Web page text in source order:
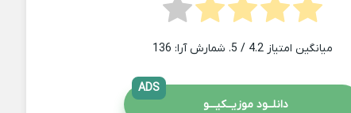
میانگین امتیاز 4.2 / 5. شمارش آرا: 136
دانلــود موزیــکیـــو
ADS